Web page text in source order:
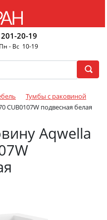
20-19
- Вс 10-19
Тумбы с раковиной
CUB0107W подвесная белая
Aqwella